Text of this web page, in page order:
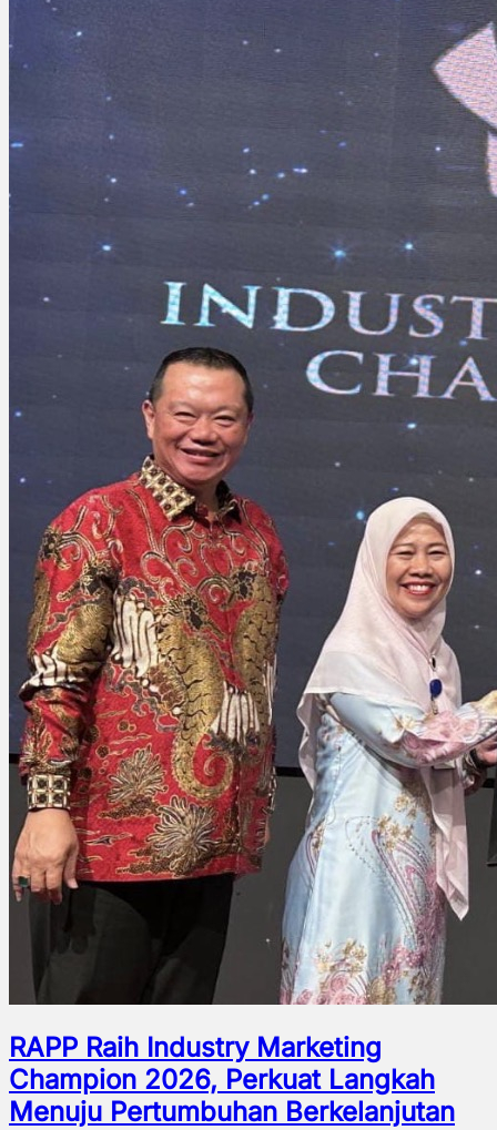
RAPP Raih Industry Marketing
Champion 2026, Perkuat Langkah
Menuju Pertumbuhan Berkelanjutan